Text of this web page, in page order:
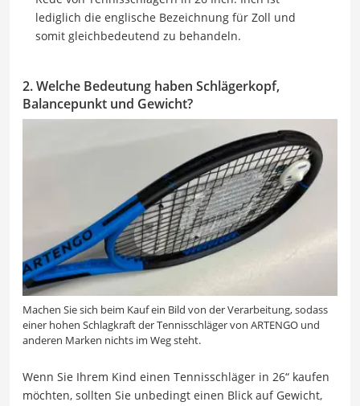
lediglich die englische Bezeichnung für Zoll und
somit gleichbedeutend zu behandeln.
2. Welche Bedeutung haben Schlägerkopf,
Balancepunkt und Gewicht?
Machen Sie sich beim Kauf ein Bild von der Verarbeitung, sodass
einer hohen Schlagkraft der Tennisschläger von ARTENGO und
anderen Marken nichts im Weg steht.
Wenn Sie Ihrem Kind einen Tennisschläger in 26“ kaufen
möchten, sollten Sie unbedingt einen Blick auf Gewicht,